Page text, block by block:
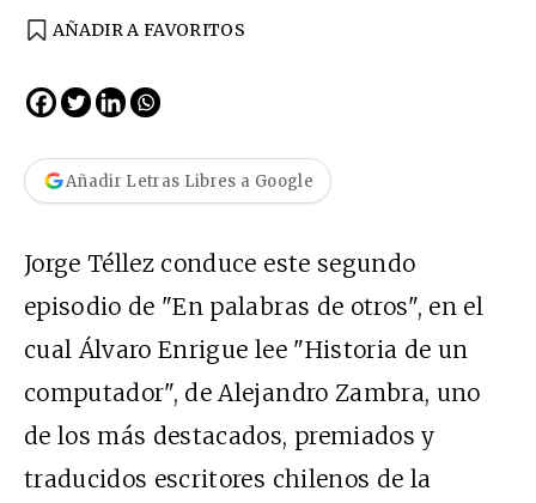
AÑADIR A FAVORITOS
Añadir Letras Libres a Google
Jorge Téllez conduce este segundo
episodio de "En palabras de otros", en el
cual Álvaro Enrigue lee "Historia de un
computador", de Alejandro Zambra, uno
de los más destacados, premiados y
traducidos escritores chilenos de la